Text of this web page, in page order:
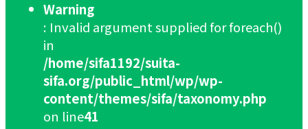
Warning
: Invalid argument supplied for foreach()
in
/home/sifa1192/suita-
sifa.org/public_html/wp/wp-
content/themes/sifa/taxonomy.php
on line41